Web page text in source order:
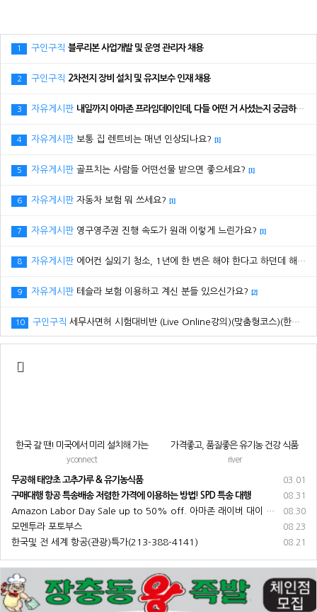
1 구인구직 블루리본 사업개발 및 운영 관리자 채용
2 구인구직 2차전지 장비 설치 및 유지보수 인재 채용
3 자유게시판 내일까지 아마존 프라임데이인데, 다들 어떤 거 사셨는지 궁금하네요.
4 자유게시판 보통 집 렌트비는 매년 인상되나요? [1]
5 자유게시판 골프치는 사람들 어떤선물 받으면 좋으세요? [1]
6 자유게시판 자동차 보험 뭐 쓰세요? [1]
7 자유게시판 영구영주권 진행 속도가 원래 이렇게 느린가요? [1]
8 자유게시판 에어컨 실외기 청소, 1년에 한 번은 해야 한다고 하던데 해보신 분 있으세요?
9 자유게시판 테슬라 보험 이용하고 계신 분들 있으신가요? [2]
10 구인구직 세무사면허 시험대비반 (Live Online강의)(맞춤형코스)(한국어,영어반)
한국 갈 땐! 미국에서 미리 설치해 가는
한국 심카드(eSIM)으로 지금 준비하세요
yconnect
가격좋고, 품질좋은 유기농 건강 식품
river
03.01
무공해 태양초 고추가루 & 유기농식품
08.31
구매대행 항공 특송배송 저렴한 가격에 이용하는 방법! SPD 특송 대행
08.30
Amazon Labor Day Sale up to 50% off. 아마존 래이버 대이 쌔일 50% 까지 쌔일
08.23
모멘투라 포토부스
08.21
한국및 전 세계 항공(관광)특가(213-388-4141)